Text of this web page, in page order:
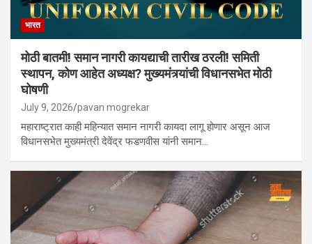
भारत
मोठी बातमी! समान नागरी कायद्याची तारीख ठरली! समिती
स्थापन, कोण आहेत अध्यक्ष? मुख्यमंत्र्यांची विधानसभेत मोठी
घोषणी
July 9, 2026 pavan mogrekar
महाराष्ट्रात काही महिन्यात समान नागरी कायदा लागू होणार असून आज
विधानसभेत मुख्यमंत्री देवेंद्र फडणवीस यांनी समान…